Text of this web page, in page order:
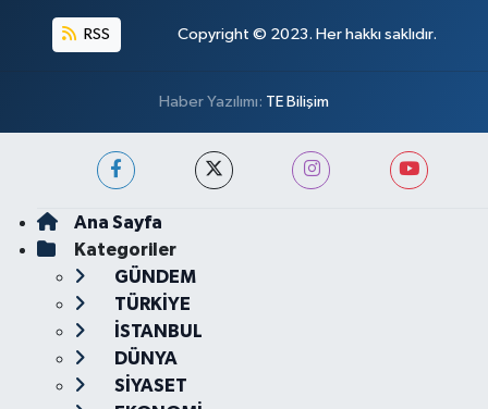
RSS Copyright © 2023. Her hakkı saklıdır.
Haber Yazılımı: TE Bilişim
Ana Sayfa
Kategoriler
GÜNDEM
TÜRKİYE
İSTANBUL
DÜNYA
SİYASET